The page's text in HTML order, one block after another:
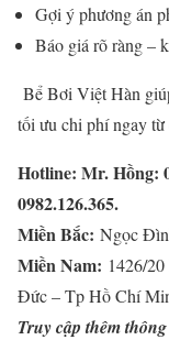
Gợi ý phương án
Báo giá rõ ràng –
Bể Bơi Việt Hàn
tối ưu chi phí ngay từ
Hotline: Mr. Hồng:
0982.126.365.
Miền Bắc: Ngọc
Miền Nam: 1426/
Đức – Tp Hồ Chí
Truy cập thêm